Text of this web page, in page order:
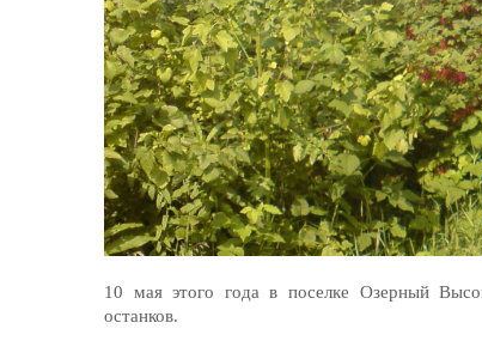
10 мая этого года в поселке Озерный
останков.